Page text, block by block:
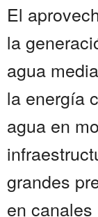
El
la
agua
la energía
agua en
grandes
en